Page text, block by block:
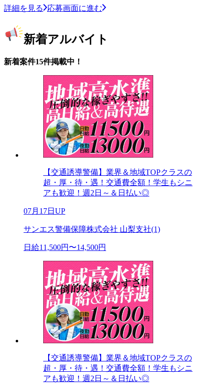
詳細を見る 応募画面に進む
新着アルバイト
新着案件15件掲載中！
【交通誘導警備】業界＆地域TOPクラスの
超・厚・待・遇！交通費全額！学生もシニ
アも歓迎！週2日～＆日払い◎
07月17日UP
サンエス警備保障株式会社 山梨支社(1)
日給11,500円〜14,500円
【交通誘導警備】業界＆地域TOPクラスの
超・厚・待・遇！交通費全額！学生もシニ
アも歓迎！週2日～＆日払い◎